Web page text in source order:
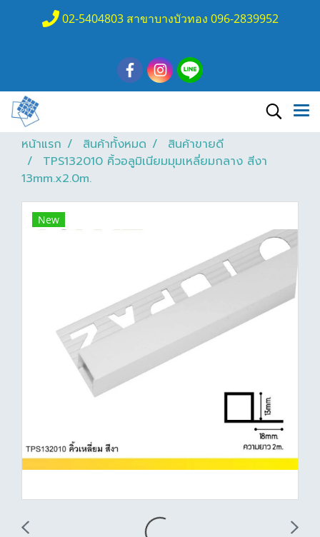
02-5404803 สาขาบางบัวทอง 096-2839952
หน้าแรก สินค้าทั้งหมด
สินค้าขายดี
TPS132010 คิ้วอลูมิเนียมมุมเหลี่ยมกลาง สีงา
13mm.x2.0m.
New